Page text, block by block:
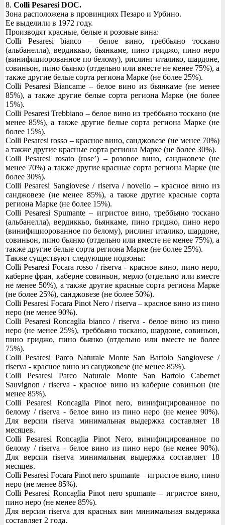
8. Colli Pesaresi DOC.
Зона расположена в провинциях Пезаро и Урбино.
Ее выделили в 1972 году.
Производят красные, белые и розовые вина:
Colli Pesaresi bianco – белое вино, треббьяно тоскано
(альбанелла), вердиккьо, бьянкаме, пино гриджо, пино неро
(винифициорованное по белому), рислинг италико, шардоне,
совиньон, пино бьянко (отдельно или вместе не менее 75%), а
также другие белые сорта региона Марке (не более 25%).
Colli Pesaresi Biancame – белое вино из бьянкаме (не менее
85%), а также другие белые сорта региона Марке (не более
15%).
Colli Pesaresi Trebbiano – белое вино из треббьяно тоскано (не
менее 85%), а также другие белые сорта региона Марке (не
более 15%).
Colli Pesaresi rosso – красное вино, санджовезе (не менее 70%)
а также другие красные сорта региона Марке (не более 30%).
Colli Pesaresi rosato (rose’) – розовое вино, санджовезе (не
менее 70%) а также другие красные сорта региона Марке (не
более 30%).
Colli Pesaresi Sangiovese / riserva / novello – красное вино из
санджовезе (не менее 85%), а также другие красные сорта
региона Марке (не более 15%).
Colli Pesaresi Spumante – игристое вино, треббьяно тоскано
(альбанелла), вердиккьо, бьянкаме, пино гриджо, пино неро
(винифициорованное по белому), рислинг италико, шардоне,
совиньон, пино бьянко (отдельно или вместе не менее 75%), а
также другие белые сорта региона Марке (не более 25%).
Также существуют следующие подзоны:
Colli Pesaresi Focara rosso / riserva - красное вино, пино неро,
каберне фран, каберне совиньон, мерло (отдельно или вместе
не менее 50%), а также другие красные сорта региона Марке
(не более 25%), санджовезе (не более 50%).
Colli Pesaresi Focara Pinot Nero / riserva – красное вино из пино
неро (не менее 90%).
Colli Pesaresi Roncaglia bianco / riserva - белое вино из пино
неро (не менее 25%), треббьяно тоскано, шардоне, совиньон,
пино гриджо, пино бьянко (отдельно или вместе не более
75%).
Colli Pesaresi Parco Naturale Monte San Bartolo Sangiovese /
riserva - красное вино из санджовезе (не менее 85%).
Colli Pesaresi Parco Naturale Monte San Bartolo Cabernet
Sauvignon / riserva - красное вино из каберне совиньон (не
менее 85%).
Colli Pesaresi Roncaglia Pinot nero, винифицированное по
белому / riserva - белое вино из пино неро (не менее 90%).
Для версии riserva минимальная выдержка составляет 18
месяцев.
Colli Pesaresi Roncaglia Pinot Nero, винифицированное по
белому / riserva - белое вино из пино неро (не менее 90%).
Для версии riserva минимальная выдержка составляет 18
месяцев.
Colli Pesaresi Focara Pinot nero spumante – игристое вино, пино
неро (не менее 85%).
Colli Pesaresi Roncaglia Pinot nero spumante – игристое вино,
пино неро (не менее 85%).
Для версии riserva для красных вин минимальная выдержка
составляет 2 года.